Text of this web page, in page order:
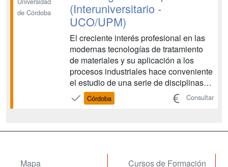
de Córdoba
(Interuniversitario -
UCO/UPM)
El creciente interés profesional en las
modernas tecnologías de tratamiento
de materiales y su aplicación a los
procesos industriales hace conveniente
el estudio de una serie de disciplinas
relacionadas con el desarrollo y uso de
métodos de modificación de superficies
Córdoba Consultar
Mapa
Cursos de Formación